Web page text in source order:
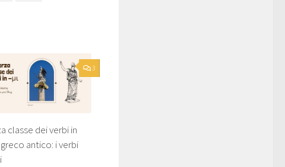
3
classe dei verbi in
antico: i verbi